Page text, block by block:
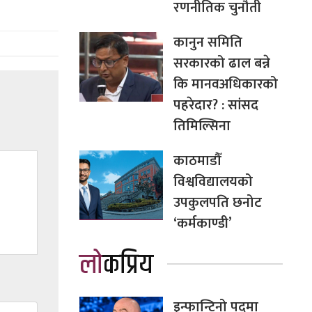
रणनीतिक चुनौती
कानुन समिति
सरकारको ढाल बन्ने
कि मानवअधिकारको
पहरेदार? : सांसद
तिमिल्सिना
काठमाडौँ
विश्वविद्यालयको
उपकुलपति छनोट
‘कर्मकाण्डी’
लोकप्रिय
इन्फान्टिनो पदमा